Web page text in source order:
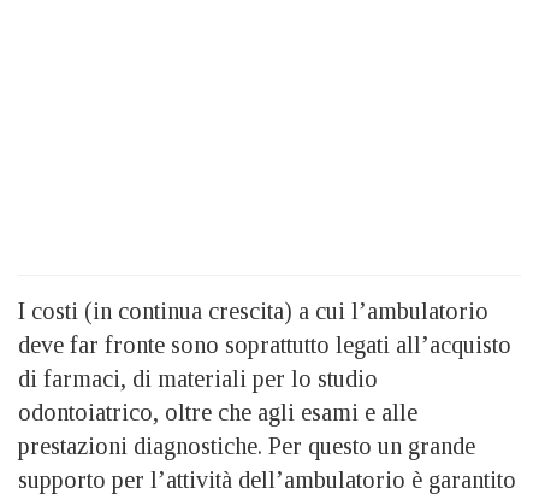
I costi (in continua crescita) a cui l’ambulatorio
deve far fronte sono soprattutto legati all’acquisto
di farmaci, di materiali per lo studio
odontoiatrico, oltre che agli esami e alle
prestazioni diagnostiche. Per questo un grande
supporto per l’attività dell’ambulatorio è garantito